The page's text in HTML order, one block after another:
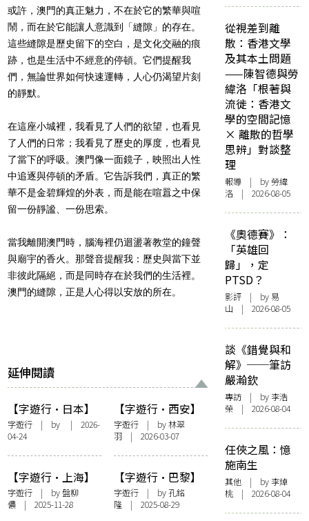
或許，澳門的真正魅力，不在於它的繁華與喧
鬧，而在於它能讓人意識到「縫隙」的存在。
這些縫隙是歷史留下的空白，是文化交融的痕
跡，也是生活中不經意的停頓。它們提醒我
們，無論世界如何快速運轉，人心仍渴望片刻
的靜默。
在這座小城裡，我看見了人們的欲望，也看見
了人們的日常；我看見了歷史的厚度，也看見
了當下的呼吸。澳門像一面鏡子，映照出人性
中追逐與停頓的矛盾。它告訴我們，真正的繁
華不是金碧輝煌的外表，而是能在喧囂之中保
留一份靜謐、一份思索。
當我離開澳門時，腦海裡仍迴盪著教堂的鐘聲
與廟宇的香火。那聲音提醒我：歷史與當下並
非彼此隔絕，而是同時存在於我們的生活裡。
澳門的縫隙，正是人心得以安放的所在。
延伸閱讀
【字遊行·日本】
留白之域——尋覓
生命的無限可能
字遊行 | by | 2026-
04-24
【字遊行·西安】
獨年
字遊行| by 林翠
羽 | 2026-03-07
【字遊行·上海】
艾米莉的廣場舞
字遊行 | by 盤柳
儂 | 2025-11-28
【字遊行·巴黎】
Windows
字遊行| by 孔銘
隆 | 2025-08-29
從視差到離
散：香港文學
及其本土問題
——陳智德與勞
緯洛「根著與
流徙：香港文
學的空間記憶
× 離散的哲學
思辨」對談整
理
報導 | by 勞緯
洛 | 2026-08-05
《奧德賽》：
「英雄回
歸」，定
PTSD？
影評 | by 易
山 | 2026-08-05
談《錯覺與和
解》──筆訪
嚴瀚欽
專訪 | by 李浩
榮 | 2026-08-04
任俠之風：憶
施南生
其他 | by 李焯
桃 | 2026-08-04